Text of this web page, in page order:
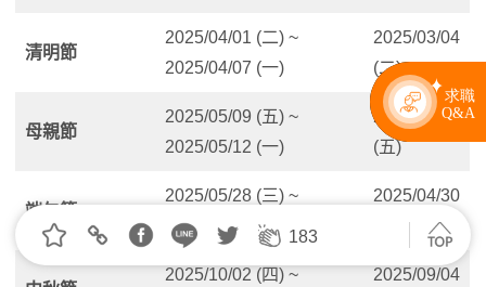
清明節
2025/04/01 (二) ~
2025/04/07 (一)
2025/03/04
(二)
母親節
2025/05/09 (五) ~
2025/05/12 (一)
2025/04/11
(五)
端午節
2025/05/28 (三) ~
2025/06/02 (一)
2025/04/30
2025/10/02 (四) ~ 2025/09/04
183